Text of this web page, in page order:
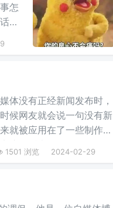
怎
人
好
别
鹦
该
多
体没有正‌‌‌‌‌‌‌‌经新闻发布时，
候网友就会说一句没有新
就被应用在了一些制作梗
这句话也不算是批评，更
梗博主”的嘲讽发言，指
破梗、旧梗来敷衍了事，
论一句“没梗可以不发”。
1501 浏览 2024-02-29